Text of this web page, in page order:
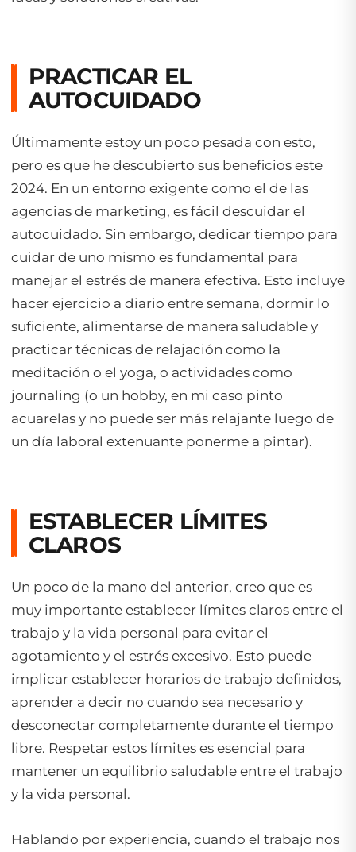
PRACTICAR EL
AUTOCUIDADO
Últimamente estoy un poco pesada con esto,
pero es que he descubierto sus beneficios este
2024. En un entorno exigente como el de las
agencias de marketing, es fácil descuidar el
autocuidado. Sin embargo, dedicar tiempo para
cuidar de uno mismo es fundamental para
manejar el estrés de manera efectiva. Esto incluye
hacer ejercicio a diario entre semana, dormir lo
suficiente, alimentarse de manera saludable y
practicar técnicas de relajación como la
meditación o el yoga, o actividades como
journaling (o un hobby, en mi caso pinto
acuarelas y no puede ser más relajante luego de
un día laboral extenuante ponerme a pintar).
ESTABLECER LÍMITES
CLAROS
Un poco de la mano del anterior, creo que es
muy importante establecer límites claros entre el
trabajo y la vida personal para evitar el
agotamiento y el estrés excesivo. Esto puede
implicar establecer horarios de trabajo definidos,
aprender a decir no cuando sea necesario y
desconectar completamente durante el tiempo
libre. Respetar estos límites es esencial para
mantener un equilibrio saludable entre el trabajo
y la vida personal.
Hablando por experiencia, cuando el trabajo nos